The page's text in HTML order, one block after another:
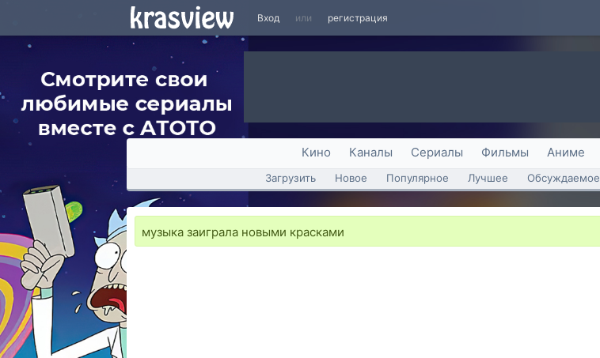
Вход или регистрация
Кино Каналы Сериалы Фильмы Аниме
Загрузить Новое Популярное Лучшее Обсуждаемое
музыка заиграла новыми красками